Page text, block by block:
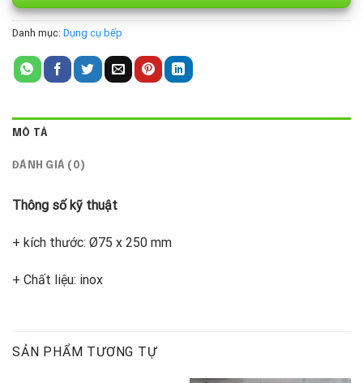
Danh mục: Dụng cụ bếp
MÔ TẢ
ĐÁNH GIÁ (0)
Thông số kỹ thuật
+ kích thước: Ø75 x 250 mm
+ Chất liệu: inox
SẢN PHẨM TƯƠNG TỰ